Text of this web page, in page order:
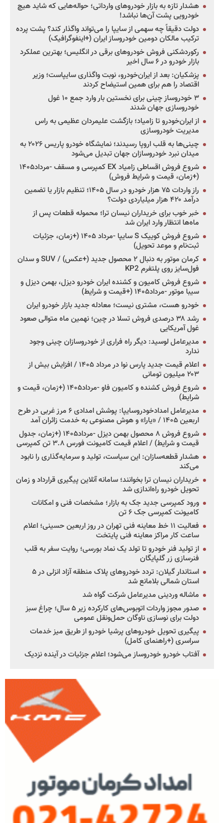
هشدار تازه به بازار خودروهای وارداتی؛ حواله‌هایی که شاید هیچ
خودرویی پشت آن‌ها نباشد!
دولت دقیقاً چه سهمی از سایپا را می‌تواند واگذار کند؟ پشت پرده
ترکیب مالکان دومین خودروساز ایران (+اینفوگرافیک)
رکوردشکنی فروش خودروهای برقی در انگلیس؛ بهترین عملکرد
بازار خودرو در ۶ سال اخیر
پزشکیان: بعد از ایران‌خودرو، نوبت واگذاری سایپاست؛ وزیر
اقتصاد را هم برای همین استیضاح کردند
۳ خودروساز چینی برای نخستین بار وارد جمع ۱۰ غول
خودروسازی جهان شدند
از ایران‌خودرو تا زامیاد؛ بازگشت علیمردان عظیمی به راس
مدیریت خودروسازی
چینی‌ها به قلب اروپا رسیدند؛ نمایشگاه خودرو پاریس ۲۰۲۶ به
میدان نبرد خودروسازان جهان تبدیل می‌شود
شروع فروش اقساطی زامیاد EX کمپرسی و مسقف -مرداد۱۴۰۵
(+زمان، قیمت و شرایط فروش)
راز واردات ۷۵ هزار خودرو در سال ۱۴۰۵؛ تنظیم بازار یا تضمین
درآمد ۴۲۰ هزار میلیاردی دولت؟
خبر خوب برای خریداران نیسان ترا؛ محموله قطعات پس از
ماه‌ها انتظار وارد ایران شد
شروع فروش کوییک S سایپا -مرداد ۱۴۰۵ (+زمان، جزئیات
ثبت‌نام و موعد تحویل)
کرمان موتور به دنبال ۲ محصول جدید (+عکس) / SUV و سدان
فول‌سایز روی پلتفرم KP2
شروع فروش کامیون و کشنده ایران خودرو دیزل، بهمن دیزل و
سیبا موتور -مرداد۱۴۰۵ (+قیمت و شرایط)
خودرو هست، مشتری نیست؛ معادله جدید بازار خودرو ایران
رشد ۳۸ درصدی فروش تسلا در چین؛ نهمین ماه متوالی صعود
غول آمریکایی
مدیرعامل لوسید: دیگر راه فراری از خودروسازان چینی وجود
ندارد
اعلام قیمت جدید پارس نوا در مرداد ۱۴۰۵ / افزایش بیش از
۲۰۳ میلیون تومانی
شروع فروش کشنده و کامیون فاو -مرداد۱۴۰۵ (+زمان، قیمت و
شرایط)
مدیرعامل امدادخودروسایپا: پوشش امدادی ۶ مرز غربی در طرح
اربعین ۱۴۰۵ / «یارا» و هوش مصنوعی به خدمت زائران آمد
شروع فروش ۸ محصول بهمن دیزل -مرداد۱۴۰۵ (+زمان، جدول
قیمت و شرایط) / اعلام قیمت کامیونت فورس ۳.۸ تن کمپرسی
هشدار قطعه‌سازان: این سیاست، تولید و سرمایه‌گذاری را نابود
می‌کند
خریداران نیسان ترا بخوانند؛ سامانه آنلاین پیگیری قرارداد و زمان
تحویل خودرو راه‌اندازی شد
ورود کمپرسی جدید جک به بازار؛ مشخصات فنی و امکانات
کامیونت کمپرسی جک ۶ تن
فعالیت ۱۱ خط معاینه فنی تهران در روز اربعین حسینی؛ اعلام
ساعت کار مراکز معاینه فنی پایتخت
از تولید فنر خودرو تا تولد یک نماد بورسی؛ روایت سفر به قلب
فنرسازی زر گلپایگان
استاندار گیلان: تردد خودروهای پلاک منطقه آزاد انزلی در ۵
استان شمالی بلامانع شد
ماشاله وردینی مدیرعامل شرکت گواه شد
صدور مجوز واردات اتوبوس‌های کارکرده زیر ۵ سال؛ چراغ سبز
دولت برای نوسازی ناوگان حمل‌ونقل عمومی
پیگیری تحویل خودروهای پرشیا خودرو از طریق میز خدمات
سراسری (+راهنمای کامل)
آفتاب خودرو خودروساز می‌شود؛ اعلام جزئیات در آینده نزدیک